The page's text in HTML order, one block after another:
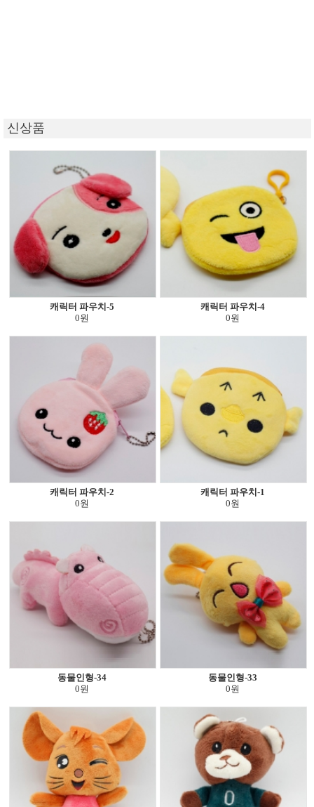
신상품
캐릭터 파우치-5
0원
캐릭터 파우치-4
0원
캐릭터 파우치-2
0원
캐릭터 파우치-1
0원
동물인형-34
0원
동물인형-33
0원